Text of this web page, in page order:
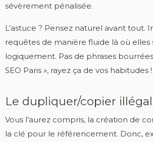
sévèrement pénalisée.
L’astuce ? Pensez naturel avant tout.
requêtes de manière fluide là où elles
logiquement. Pas de phrases
SEO Paris », rayez ça de vos habitudes !
Le dupliquer/copier illégal
Vous l’aurez compris, la création de
la clé pour le référencement. Donc,